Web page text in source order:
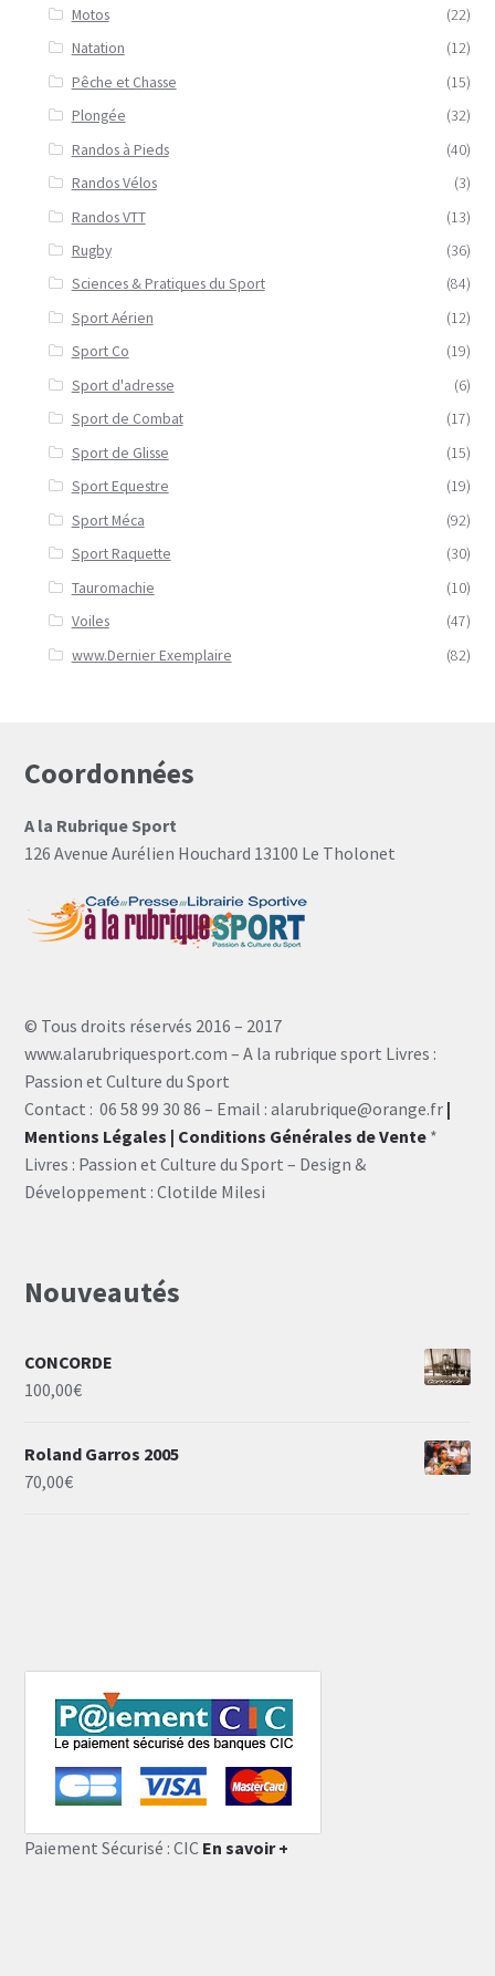
Motos
(22)
Natation
(12)
Pêche et Chasse
(15)
Plongée
(32)
Randos à Pieds
(40)
Randos Vélos
(3)
Randos VTT
(13)
Rugby
(36)
Sciences & Pratiques du Sport
(84)
Sport Aérien
(12)
Sport Co
(19)
Sport d'adresse
(6)
Sport de Combat
(17)
Sport de Glisse
(15)
Sport Equestre
(19)
Sport Méca
(92)
Sport Raquette
(30)
Tauromachie
(10)
Voiles
(47)
www.Dernier Exemplaire
(82)
Coordonnées
A la Rubrique Sport
126 Avenue Aurélien Houchard 13100 Le Tholonet
© Tous droits réservés 2016 – 2017
www.alarubriquesport.com – A la rubrique sport Livres :
Passion et Culture du Sport
Contact : 06 58 99 30 86 – Email : alarubrique@orange.fr |
Mentions Légales | Conditions Générales de Vente *
Livres : Passion et Culture du Sport – Design &
Développement : Clotilde Milesi
Nouveautés
CONCORDE
100,00€
Roland Garros 2005
70,00€
Paiement Sécurisé : CIC En savoir +